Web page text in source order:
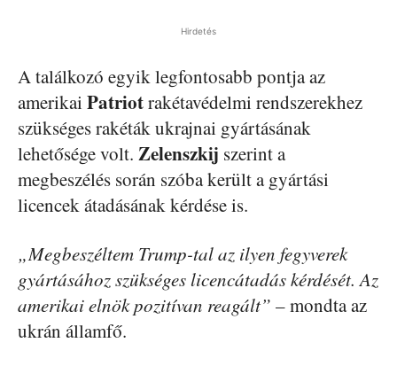
Hirdetés
A találkozó egyik legfontosabb pontja az
amerikai Patriotrakétavédelmi rendszerekhez
szükséges rakéták ukrajnai gyártásának
lehetősége volt. Zelenszkij szerint a
megbeszélés során szóba került a gyártási
licencek átadásának kérdése is.
„Megbeszéltem Trump-tal az ilyen fegyverek
gyártásához szükséges licencátadás kérdését. Az
amerikai elnök pozitívan reagált” – mondta az
ukrán államfő.